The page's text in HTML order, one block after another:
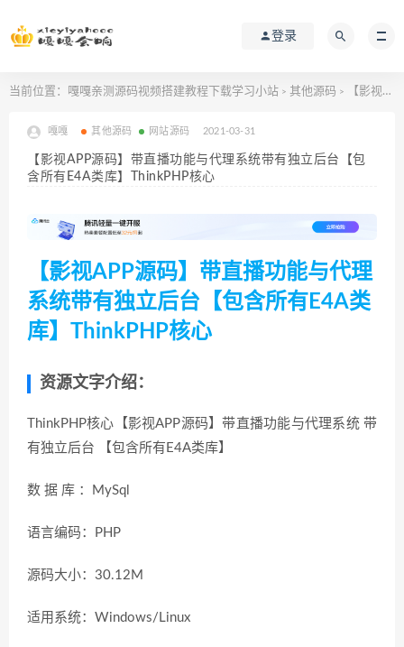
登录
当前位置： 嘎嘎亲测源码视频搭建教程下载学习小站 > 其他源码 > 【影视APP源码】带直播功能与代理系统带有独立后台【包含所有E4A类库】ThinkPHP核心
嘎嘎 其他源码 网站源码 2021-03-31
【影视APP源码】带直播功能与代理系统带有独立后台【包
含所有E4A类库】ThinkPHP核心
【影视APP源码】带直播功能与代理
系统带有独立后台【包含所有E4A类
库】ThinkPHP核心
资源文字介绍：
ThinkPHP核心【影视APP源码】带直播功能与代理系统 带
有独立后台 【包含所有E4A类库】
数 据 库 ：MySql
语言编码：PHP
源码大小：30.12M
适用系统：Windows/Linux